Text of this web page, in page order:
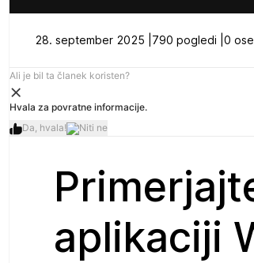
28. september 2025 | 790 pogledi | 0
Ali je bil ta članek koristen?
Hvala za povratne informacije.
Da, hvala!
Niti ne
aplikaciji